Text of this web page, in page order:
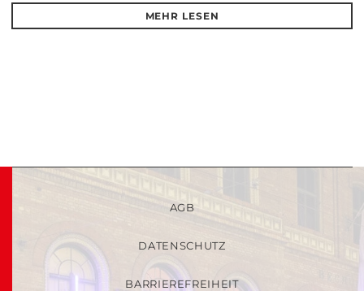
MEHR LESEN
AGB
DATENSCHUTZ
BARRIEREFREIHEIT